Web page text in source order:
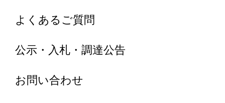
よくあるご質問
公示・入札・調達公告
お問い合わせ